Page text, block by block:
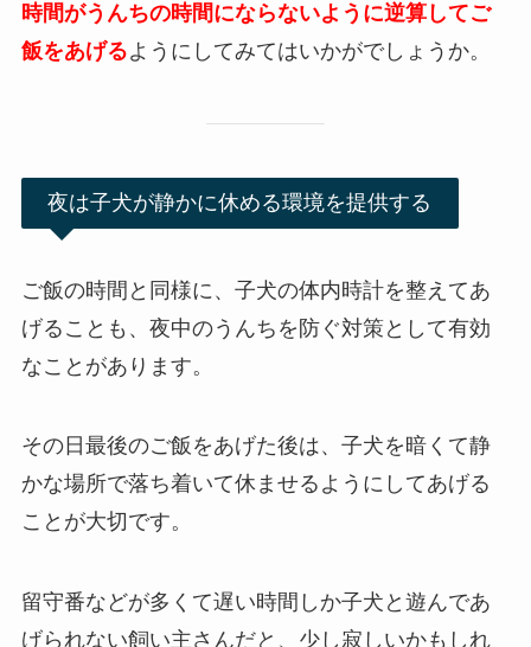
時間がうんちの時間にならないように逆算してご
飯をあげるようにしてみてはいかがでしょうか。
夜は子犬が静かに休める環境を提供する
ご飯の時間と同様に、子犬の体内時計を整えてあ
げることも、夜中のうんちを防ぐ対策として有効
なことがあります。
その日最後のご飯をあげた後は、 子犬を暗くて静
かな場所で落ち着いて休ませるようにしてあげる
ことが大切 です。
留守番などが多くて遅い時間しか子犬と遊んであ
げられない飼い主さんだと、少し寂しいかもしれ